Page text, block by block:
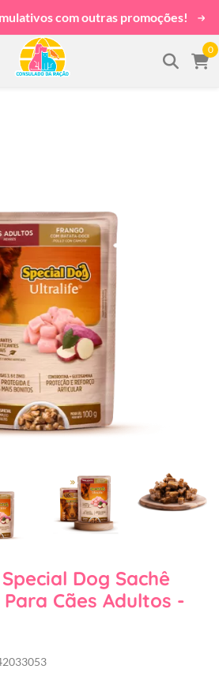
com outras promoções!
0
Dog Sachê
Cães Adultos -